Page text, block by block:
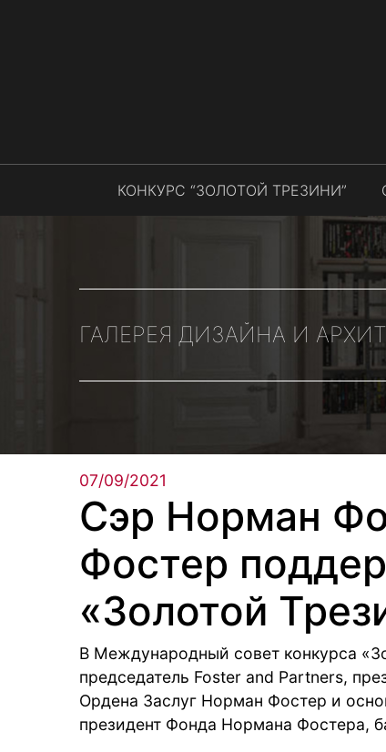
КОНКУРС “ЗОЛОТОЙ ТРЕЗИНИ”
ГАЛЕРЕЯ ДИЗАЙНА И
07/09/2021
Сэр Норман
Фостер
«Золотой
В Международный совет конкурса
председатель Foster and Partners,
Ордена Заслуг Норман Фостер и
президент Фонда Нормана Фостера,